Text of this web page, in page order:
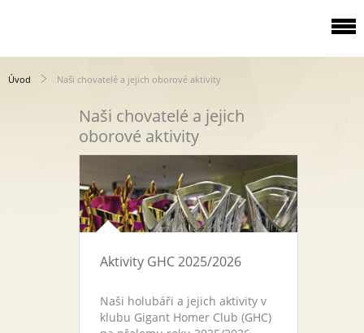
Úvod Naši chovatelé a jejich oborové aktivity
Naši chovatelé a jejich
oborové aktivity
Aktivity GHC 2025/2026
Naši holubáři a jejich aktivity v
klubu Gigant Homer Club (GHC)